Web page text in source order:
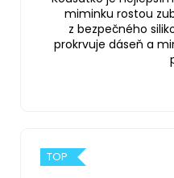
miminku rostou
z bezpečného
prokrvuje dáseň a
TOP